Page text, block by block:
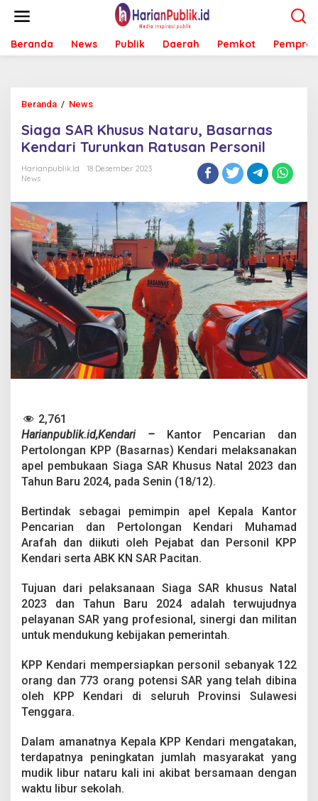
t
Beranda News Publik Daerah Pemkot Pemprov
Beranda / News
g
a
S
h
u
s
u
s
N
t
a
,
B
n
a
s
K
e
d
a
r
T
r
u
n
a
R
a
t
n
P
e
r
s
Siaga SAR Khusus Nataru, Basarnas
Kendari Turunkan Ratusan Personil
Harianpublik.id
18 Desember 2023
News
2,761
Harianpublik.id,Kendari –
Kantor Pencarian dan
Pertolongan KPP (Basarnas) Kendari melaksanakan
apel pembukaan Siaga SAR Khusus Natal 2023 dan
Tahun Baru 2024, pada Senin (18/12).
Bertindak sebagai pemimpin apel Kepala Kantor
Pencarian dan Pertolongan Kendari Muhamad
Arafah dan diikuti oleh Pejabat dan Personil KPP
Kendari serta ABK KN SAR Pacitan.
Tujuan dari pelaksanaan Siaga SAR khusus Natal
2023 dan Tahun Baru 2024 adalah terwujudnya
pelayanan SAR yang profesional, sinergi dan militan
untuk mendukung kebijakan pemerintah.
KPP Kendari mempersiapkan personil sebanyak 122
orang dan 773 orang potensi SAR yang telah dibina
oleh KPP Kendari di seluruh Provinsi Sulawesi
Tenggara.
Dalam amanatnya Kepala KPP Kendari mengatakan,
terdapatnya peningkatan jumlah masyarakat yang
mudik libur nataru kali ini akibat bersamaan dengan
waktu libur sekolah.